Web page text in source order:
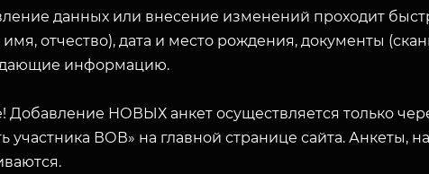
данных или внесение изменений проходит
отчество), дата и место рождения, документы
информацию.
Добавление НОВЫХ анкет осуществляется только
участника ВОВ» на главной странице сайта. Анкеты,